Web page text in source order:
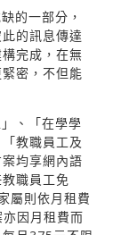
的一部分，
的訊息傳達
完成，在無
密，不但能
、「在學學
教職員工及
均享網內語
職員工免
屬則依月租費
因月租費而